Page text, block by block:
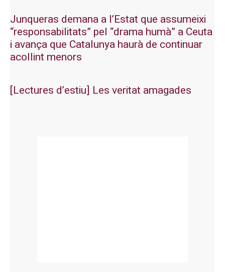
Junqueras demana a l’Estat que assumeixi
“responsabilitats” pel “drama humà” a Ceuta
i avança que Catalunya haurà de continuar
acollint menors
[Lectures d’estiu] Les veritat amagades